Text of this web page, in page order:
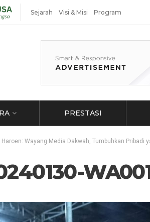
Sejarah Visi & Misi Program
PRESTASI
Haroen: Wayang Media Dakwah, Tumbuhkan Pribadi